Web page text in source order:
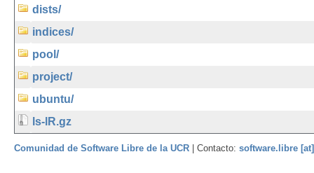
dists/
indices/
pool/
project/
ubuntu/
ls-lR.gz
Comunidad de Software Libre de la UCR | Contacto: software.libre